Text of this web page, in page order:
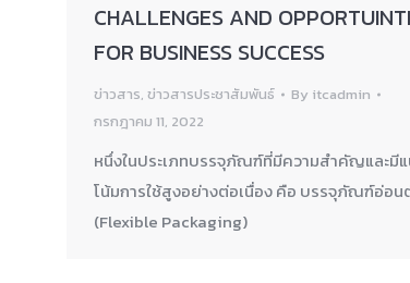
CHALLENGES AND
FOR BUSINESS SUCCESS
ข่าวสาร, ข่าวสารประชาสัมพันธ์ By itcadmin
กรกฎาคม 11, 2022
หนึ่งในประเภทบรรจุภัณฑ์ที่มีความสำคัญและมี
โน้มการใช้สูงอย่างต่อเนื่อง คือ บรรจุภัณฑ์อ่อน
(Flexible Packaging)